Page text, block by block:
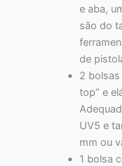
e aba,
são do
de
2
top” e
UV5 e
mm ou
1 bolsa